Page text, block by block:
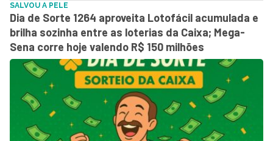
SALVOU A PELE
Dia de Sorte 1264 aproveita Lotofácil acumulada e
brilha sozinha entre as loterias da Caixa; Mega-
Sena corre hoje valendo R$ 150 milhões